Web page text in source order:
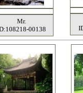
Mr.
00138